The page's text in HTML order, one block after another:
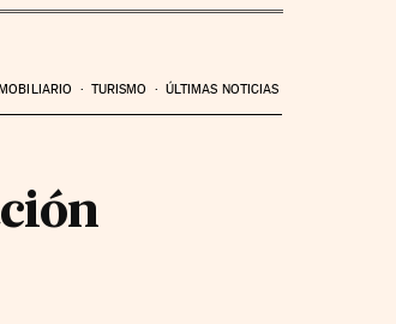
TURISMO ÚLTIMAS NOTICIAS